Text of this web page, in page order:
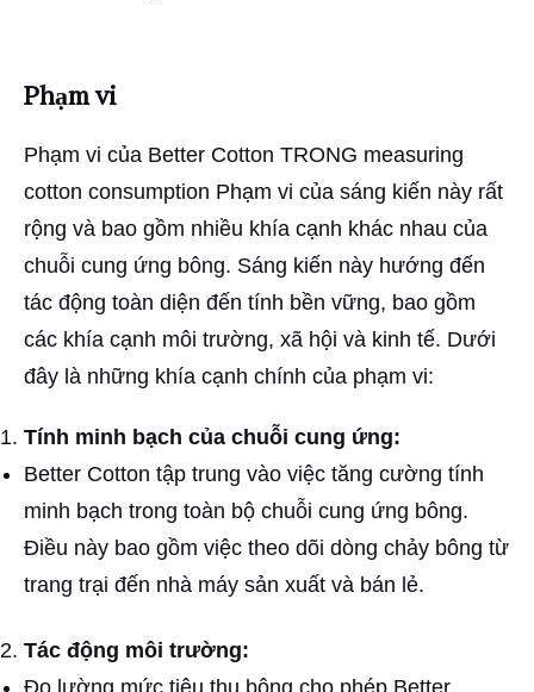
Phạm vi
Phạm vi của Better Cotton TRONG measuring
cotton consumption Phạm vi của sáng kiến này rất
rộng và bao gồm nhiều khía cạnh khác nhau của
chuỗi cung ứng bông. Sáng kiến này hướng đến
tác động toàn diện đến tính bền vững, bao gồm
các khía cạnh môi trường, xã hội và kinh tế. Dưới
đây là những khía cạnh chính của phạm vi:
Tính minh bạch của chuỗi cung ứng:
Better Cotton tập trung vào việc tăng cường tính
minh bạch trong toàn bộ chuỗi cung ứng bông.
Điều này bao gồm việc theo dõi dòng chảy bông từ
trang trại đến nhà máy sản xuất và bán lẻ.
Tác động môi trường:
Đo lường mức tiêu thụ bông cho phép Better